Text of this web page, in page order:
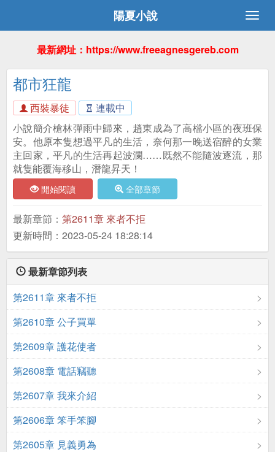
陽夏小說
最新網址：https://www.freeagnesgereb.com
都市狂龍
西裝暴徒
連載中
小說簡介槍林彈雨中歸來，趙東成為了高檔小區的夜班保
安。他原本隻想過平凡的生活，奈何那一晚送宿醉的女業
主回家，平凡的生活再起波瀾……既然不能隨波逐流，那
就隻能覆海移山，潛龍昇天！
開始閱讀 全部章節
最新章節： 第2611章 來者不拒
更新時間：2023-05-24 18:28:14
最新章節列表
第2611章 來者不拒
第2610章 公子買單
第2609章 護花使者
第2608章 電話竊聽
第2607章 我來介紹
第2606章 笨手笨腳
第2605章 見義勇為